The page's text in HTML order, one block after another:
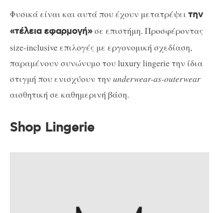
Φυσικά είναι και αυτά που έχουν μετατρέψει την
«τέλεια εφαρμογή»σε επιστήμη. Προσφέροντας
size-inclusive επιλογές με εργονομική σχεδίαση,
παραμένουν συνώνυμο του luxury lingerie την ίδια
στιγμή που ενισχύουν την underwear-as-outerwear
αισθητική σε καθημερινή βάση.
Shop Lingerie